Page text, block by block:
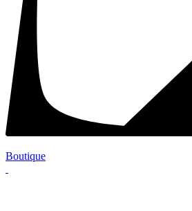
Boutique